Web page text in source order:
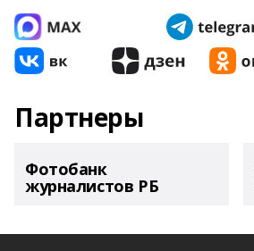
Партнеры
Фотобанк
журналистов РБ